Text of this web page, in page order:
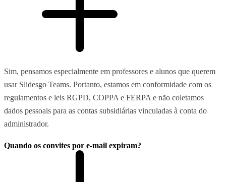
Sim, pensamos especialmente em professores e alunos que querem
usar Slidesgo Teams. Portanto, estamos em conformidade com os
regulamentos e leis RGPD, COPPA e FERPA e não coletamos
dados pessoais para as contas subsidiárias vinculadas à conta do
administrador.
Quando os convites por e-mail expiram?